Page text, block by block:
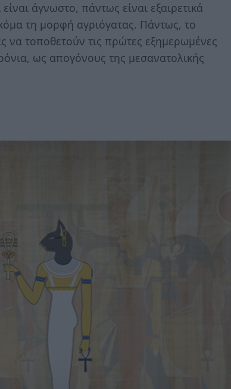
άγνωστο, πάντως είναι εξαιρετικά
τη μορφή αγριόγατας. Πάντως, το
να τοποθετούν τις πρώτες εξημερωμένες
ως απογόνους της μεσανατολικής